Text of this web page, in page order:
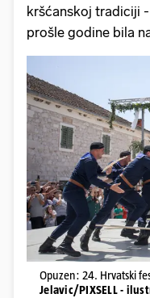
kršćanskoj tradiciji
prošle godine bila
Opuzen: 24. Hrvatski
Jelavic/PIXSELL -